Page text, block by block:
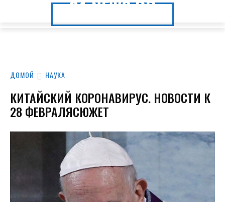
24.NEWS.DP
24.NEWS.DP
ДОМОЙ НАУКА
КИТАЙСКИЙ КОРОНАВИРУС. НОВОСТИ К
28 ФЕВРАЛЯСЮЖЕТ